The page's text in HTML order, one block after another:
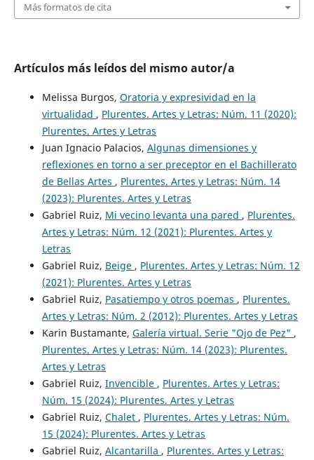
Más formatos de cita
Artículos más leídos del mismo autor/a
Melissa Burgos, Oratoria y expresividad en la
virtualidad , Plurentes. Artes y Letras: Núm. 11 (2020):
Plurentes. Artes y Letras
Juan Ignacio Palacios, Algunas dimensiones y
reflexiones en torno a ser preceptor en el Bachillerato
de Bellas Artes , Plurentes. Artes y Letras: Núm. 14
(2023): Plurentes. Artes y Letras
Gabriel Ruiz, Mi vecino levanta una pared , Plurentes.
Artes y Letras: Núm. 12 (2021): Plurentes. Artes y
Letras
Gabriel Ruiz, Beige , Plurentes. Artes y Letras: Núm. 12
(2021): Plurentes. Artes y Letras
Gabriel Ruiz, Pasatiempo y otros poemas , Plurentes.
Artes y Letras: Núm. 2 (2012): Plurentes. Artes y Letras
Karin Bustamante, Galería virtual. Serie "Ojo de Pez" ,
Plurentes. Artes y Letras: Núm. 14 (2023): Plurentes.
Artes y Letras
Gabriel Ruiz, Invencible , Plurentes. Artes y Letras:
Núm. 15 (2024): Plurentes. Artes y Letras
Gabriel Ruiz, Chalet , Plurentes. Artes y Letras: Núm.
15 (2024): Plurentes. Artes y Letras
Gabriel Ruiz, Alcantarilla , Plurentes. Artes y Letras: